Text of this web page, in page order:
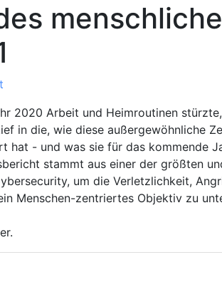
2020 Arbeit und Heimroutinen
in die, wie diese außergewöhnliche
hat - und was sie für das kommende
stammt aus einer der größten
um die Verletzlichkeit,
Menschen-zentriertes Objektiv zu